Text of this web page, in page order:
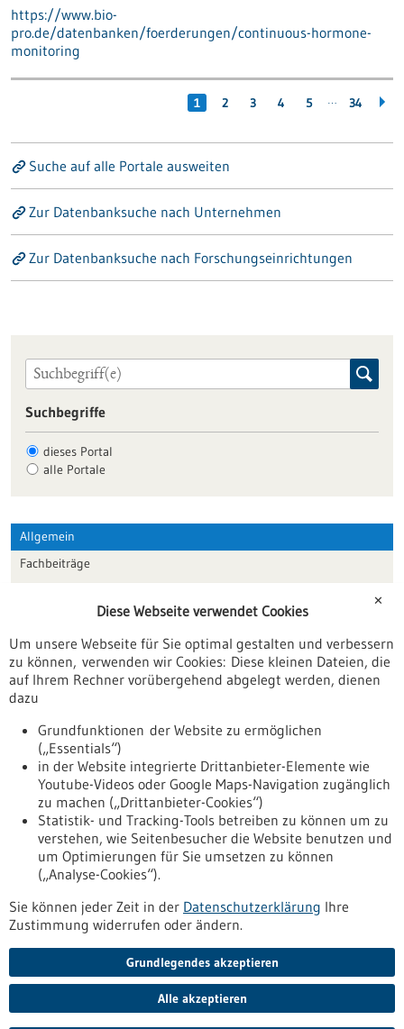
https://www.bio-
pro.de/datenbanken/foerderungen/continuous-hormone-
monitoring
1 2 3 4 5 … 34
Suche auf alle Portale ausweiten
Zur Datenbanksuche nach Unternehmen
Zur Datenbanksuche nach Forschungseinrichtungen
Suchbegriffe
dieses Portal
alle Portale
Allgemein
Fachbeiträge
Veranstaltungen
Erscheinungsdatum
Nach oben
Informiert bleiben
Newsletter abonnieren
✕
Diese Webseite verwendet Cookies
Um unsere Webseite für Sie optimal gestalten und verbessern
zu können, verwenden wir Cookies: Diese kleinen Dateien, die
auf Ihrem Rechner vorübergehend abgelegt werden, dienen
dazu
Grundfunktionen der Website zu ermöglichen
(„Essentials“)
in der Website integrierte Drittanbieter-Elemente wie
Youtube-Videos oder Google Maps-Navigation zugänglich
zu machen („Drittanbieter-Cookies“)
Statistik- und Tracking-Tools betreiben zu können um zu
verstehen, wie Seitenbesucher die Website benutzen und
um Optimierungen für Sie umsetzen zu können
(„Analyse-Cookies“).
Sie können jeder Zeit in der Datenschutzerklärung Ihre
Zustimmung widerrufen oder ändern.
Grundlegendes akzeptieren
Alle akzeptieren